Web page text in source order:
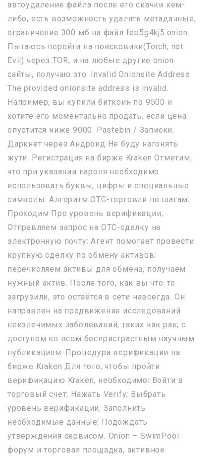
автоудаление файла после его скачки кем-
либо, есть возможность удалять метаданные,
ограничение 300 мб на файл feo5g4kj5.onion.
Пытаюсь перейти на поисковики(Torch, not
Evil) через TOR, и на любые другие onion
сайты, получаю это: Invalid Onionsite Address
The provided onionsite address is invalid.
Например, вы купили биткоин по 9500 и
хотите его моментально продать, если цена
опустится ниже 9000. Pastebin / Записки.
Даркнет через Андроид Не буду нагонять
жути. Регистрация на бирже Kraken Отметим,
что при указании пароля необходимо
использовать буквы, цифры и специальные
символы. Алгоритм OTC-торговли по шагам:
Проходим Про уровень верификации;
Отправляем запрос на OTC-сделку на
электронную почту: Агент помогает провести
крупную сделку по обмену активов:
перечисляем активы для обмена, получаем
нужный актив. После того, как вы что-то
загрузили, это остаётся в сети навсегда. Он
направлен на продвижение исследований
неизлечимых заболеваний, таких как рак, с
доступом ко всем беспристрастным научным
публикациям. Процедура верификации на
бирже Kraken Для того, чтобы пройти
верификацию Kraken, необходимо: Войти в
торговый счет; Нажать Verify; Выбрать
уровень верификации; Заполнить
необходимые данные; Подождать
утверждения сервисом. Onion – SwimPool
форум и торговая площадка, активное